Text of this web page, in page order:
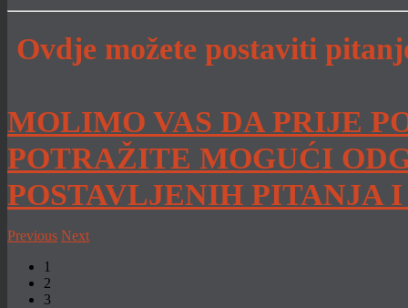
Ovdje možete postaviti
MOLIMO VAS DA PRIJE
POTRAŽITE MOGUĆI
POSTAVLJENIH PITANJA
Previous Next
1
2
3